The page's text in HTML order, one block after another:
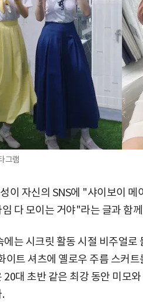
그램
이 자신의 SNS에 "샤이보이
다 모이는 거야"라는 글과 함
에는 시크릿 활동 시절 비주얼
이트 셔츠에 옐로우 주름 스커
20대 초반 같은 최강 동안 미모